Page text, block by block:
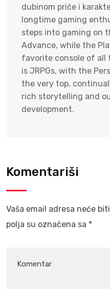
dubinom priče i
longtime gaming
steps into gaming on
Advance, while the
favorite console of all
is JRPGs, with the
the very top,
rich storytelling and
development.
Komentariši
Vaša email adresa neće
polja su označena sa *